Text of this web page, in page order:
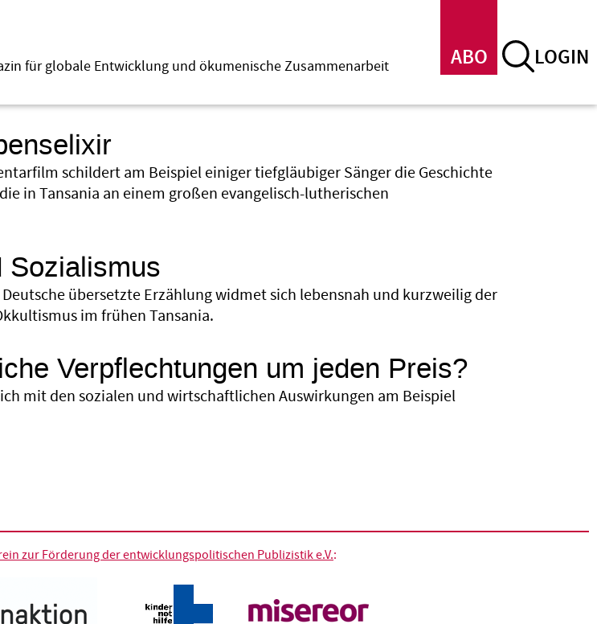
ABO LOGIN
für globale Entwicklung und ökumenische Zusammenarbeit
schildert am Beispiel einiger tiefgläubiger Sänger die Geschichte
in Tansania an einem großen evangelisch-lutherischen
Sozialismus
Deutsche übersetzte Erzählung widmet sich lebensnah und kurzweilig der
im frühen Tansania.
Verpflechtungen um jeden Preis?
mit den sozialen und wirtschaftlichen Auswirkungen am Beispiel
zur Förderung der entwicklungspolitischen Publizistik e.V.: